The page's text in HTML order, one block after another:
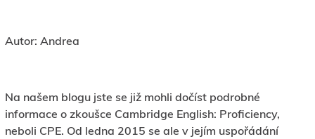
Autor: Andrea
Na našem blogu jste se již mohli dočíst podrobné
informace o zkoušce Cambridge English: Proficiency,
neboli CPE. Od ledna 2015 se ale v jejím uspořádání